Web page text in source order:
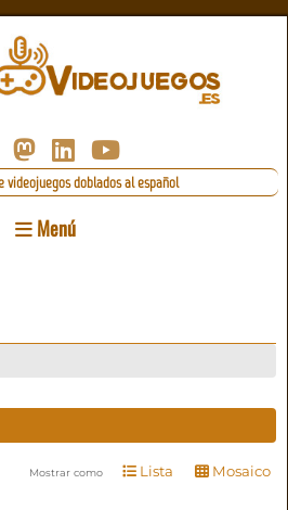
videojuegos doblados al español
Menú
Mostrar como Lista Mosaico